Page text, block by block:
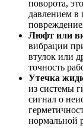
поворота,
давлением в
Люфт или
вибрации
втулок или
точность
Утечка
из системы
сигнал о
нормальной